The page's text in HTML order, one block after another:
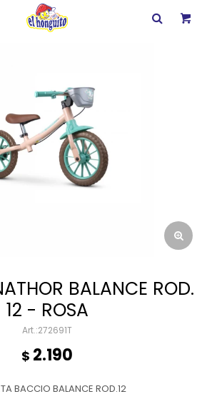
BALANCE ROD.
12 - ROSA
272691T
$ 2.190
BACCIO BALANCE ROD.12